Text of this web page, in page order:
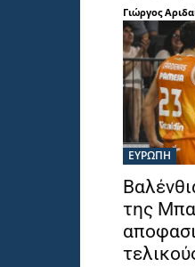
Γιώργος
ΕΥΡΩΠΗ
της